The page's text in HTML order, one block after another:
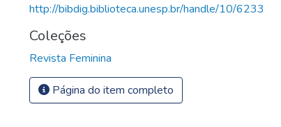
http://bibdig.biblioteca.unesp.br/handle/10/6233
Coleções
Revista Feminina
Página do item completo